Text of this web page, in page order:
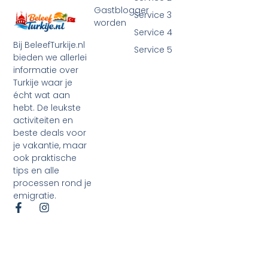
Bij BeleefTurkije.nl
bieden we allerlei
informatie over
Turkije waar je
écht wat aan
hebt. De leukste
activiteiten en
beste deals voor
je vakantie, maar
ook praktische
tips en alle
processen rond je
emigratie.
Service 3
Service 4
Service 5
Gastblogger
worden